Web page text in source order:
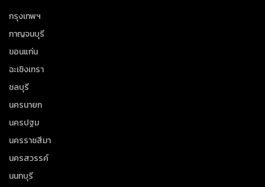
กรุงเทพฯ
กาญจนบุรี
ขอนแก่น
ฉะเชิงเทรา
ชลบุรี
นครนายก
นครปฐม
นครราชสีมา
นครสวรรค์
นนทบุรี